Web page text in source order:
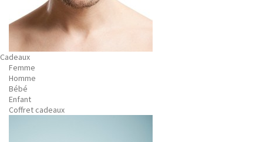
Cadeaux
Femme
Homme
Bébé
Enfant
Coffret cadeaux